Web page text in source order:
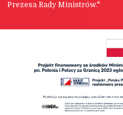
Prezesa Rady Ministrów."